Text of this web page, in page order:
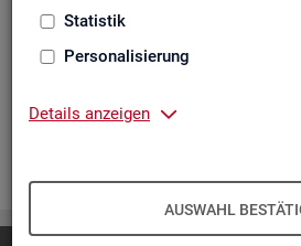
Statistik
Personalisierung
Details anzeigen
AUSWAHL
Son­der­be­rich­te,
an­de­re Neu­ig­kei­ten aus der
Die­ser Ser­vice ist selbst­ver­ständ­lich